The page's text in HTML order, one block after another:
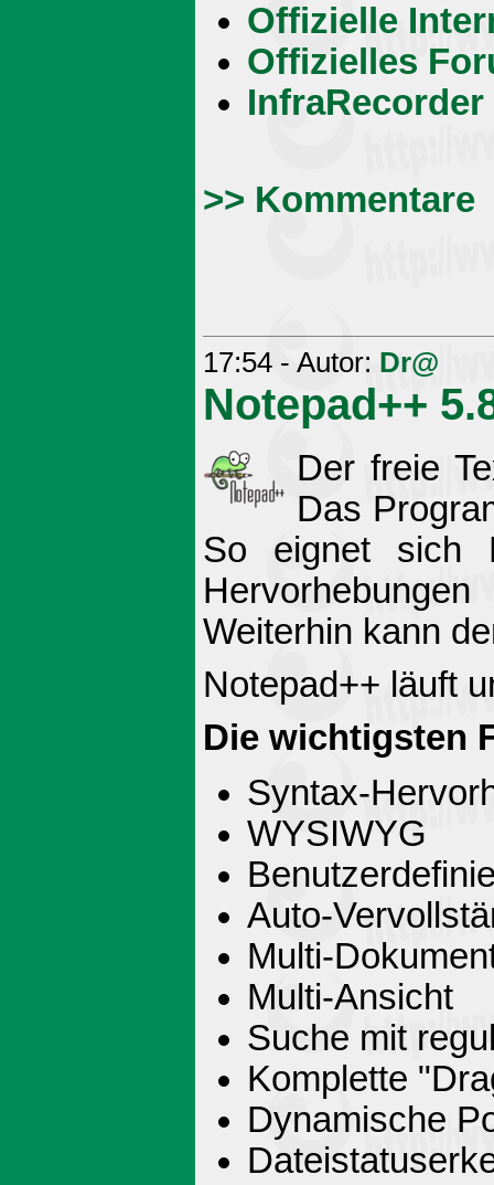
Offizielle
Offizielles
InfraRecorder
>> Kommentare
17:54 - Autor: Dr@
Notepad++
Der freie
Das
So eignet sich
Weiterhin kann
Notepad++ läuft
Die wichtigsten
Syntax-
WYSIWYG
Auto-
Multi-
Multi-Ansicht
Suche mit
Komplette
Dynamische